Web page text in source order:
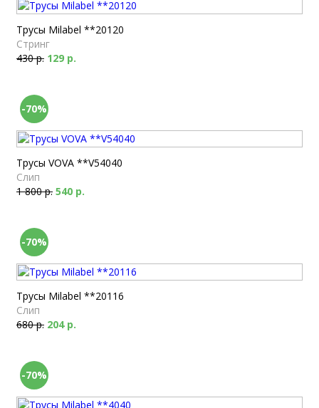
Трусы Milabel **20120
Стринг
430 р. 129 р.
-70%
Трусы VOVA **V54040
Слип
1 800 р. 540 р.
-70%
Трусы Milabel **20116
Слип
680 р. 204 р.
-70%